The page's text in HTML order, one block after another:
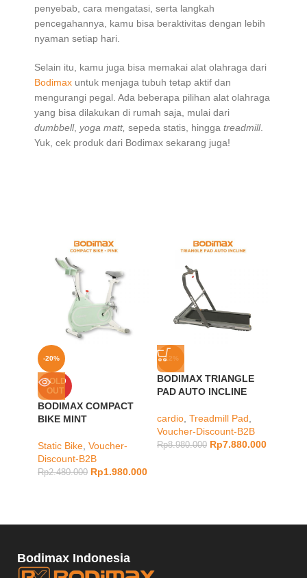
penyebab, cara mengatasi, serta langkah
pencegahannya, kamu bisa beraktivitas dengan lebih
nyaman setiap hari.
Selain itu, kamu juga bisa memakai alat olahraga dari
Bodimax untuk menjaga tubuh tetap aktif dan
mengurangi pegal. Ada beberapa pilihan alat olahraga
yang bisa dilakukan di rumah saja, mulai dari
dumbbell, yoga matt, sepeda statis, hingga treadmill.
Yuk, cek produk dari Bodimax sekarang juga!
-20%
SOLD
OUT
BODIMAX COMPACT
BIKE MINT
Static Bike Voucher-
Discount-B2B
Rp2.480.000 Rp1.980.000
-12%
BODIMAX TRIANGLE
PAD AUTO INCLINE
cardio Treadmill Pad
Voucher-Discount-B2B
Rp8.980.000 Rp7.880.000
Bodimax Indonesia